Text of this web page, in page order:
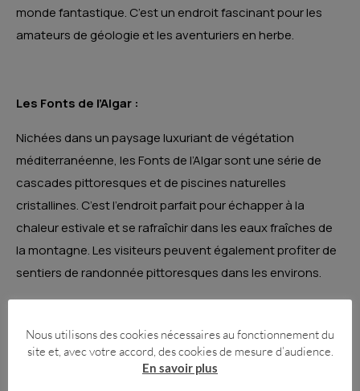
monde fantastique. C’est un endroit fascinant pour les
amateurs de géologie et les aventuriers en herbe.
Les Fonts de l’Algar :
Nichées dans un paysage luxuriant de végétation
méditerranéenne, les Fonts de l’Algar sont une série de
cascades pittoresques et de piscines naturelles
cristallines. C’est l’endroit parfait pour échapper à la
chaleur estivale et se rafraîchir dans les eaux fraîches de
la montagne. Les visiteurs peuvent également profiter de
sentiers de randonnée pittoresques dans les environs.
ENVOYEZ-NOUS VOTRE EMAIL POUR RECEVOIR
Nous utilisons des cookies nécessaires au fonctionnement du
site et, avec votre accord, des cookies de mesure d’audience.
En savoir plus